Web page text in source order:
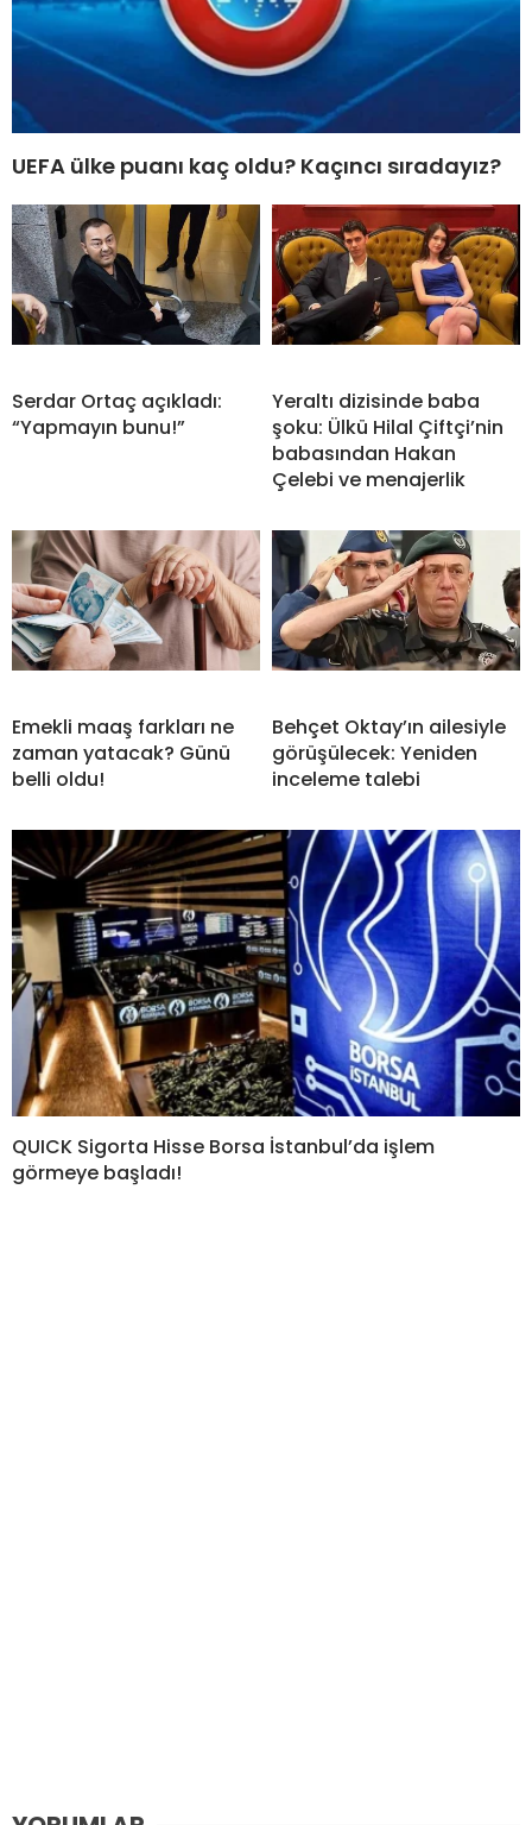
UEFA ülke puanı kaç oldu? Kaçıncı sıradayız?
Serdar Ortaç açıkladı:
“Yapmayın bunu!”
Yeraltı dizisinde baba
şoku: Ülkü Hilal Çiftçi’nin
babasından Hakan
Çelebi ve menajerlik
Emekli maaş farkları ne
zaman yatacak? Günü
belli oldu!
Behçet Oktay’ın ailesiyle
görüşülecek: Yeniden
inceleme talebi
QUICK Sigorta Hisse Borsa İstanbul’da işlem
görmeye başladı!